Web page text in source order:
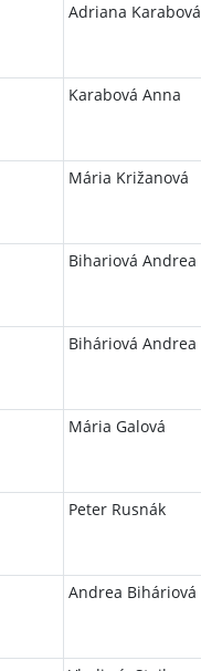
Adriana Karabová
Karabová Anna
Mária Križanová
Bihariová Andrea
Biháriová Andrea
Mária Galová
Peter Rusnák
Andrea Biháriová